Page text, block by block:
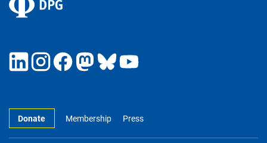
Donate Membership Press